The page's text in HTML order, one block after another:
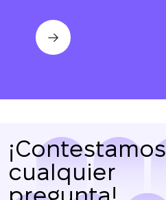
¡Contestamos
cualquier
pregunta!